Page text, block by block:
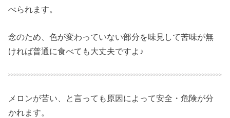
べられます。
念のため、色が変わっていない部分を味見して苦味が無
ければ普通に食べても大丈夫ですよ♪
メロンが苦い、と言っても原因によって安全・危険が分
かれます。